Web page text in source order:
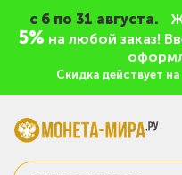
c 6 по 31 августа.
5% на любой заказ!
Скидка действует